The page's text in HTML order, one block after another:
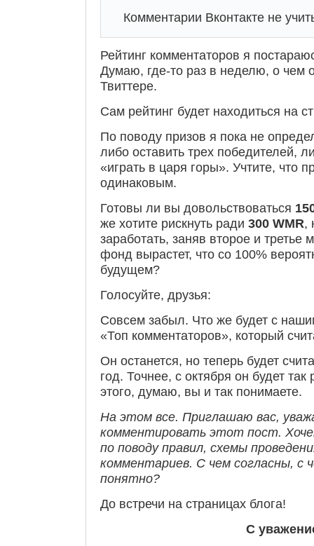
Комментарии Вконтакте не
Рейтинг комментаторов я
Думаю, где-то раз в неделю, о чем
Твиттере.
Сам рейтинг будет находиться на
По поводу призов я пока не
либо оставить трех победителей,
«играть в царя горы». Учтите, что
одинаковым.
Готовы ли вы довольствоваться
же хотите рискнуть ради 300 WMR,
заработать, заняв второе и третье
фонд вырастет, что со 100%
будущем?
Голосуйте, друзья:
Совсем забыл. Что же будет с
«Топ комментаторов», который
Он останется, но теперь будет
год. Точнее, с октября он будет
этого, думаю, вы и так понимаете.
На этом все. Приглашаю вас,
комментировать этот пост.
по поводу правил, схемы
комментариев. С чем согласны, с
понятно?
До встречи на страницах блога!
С